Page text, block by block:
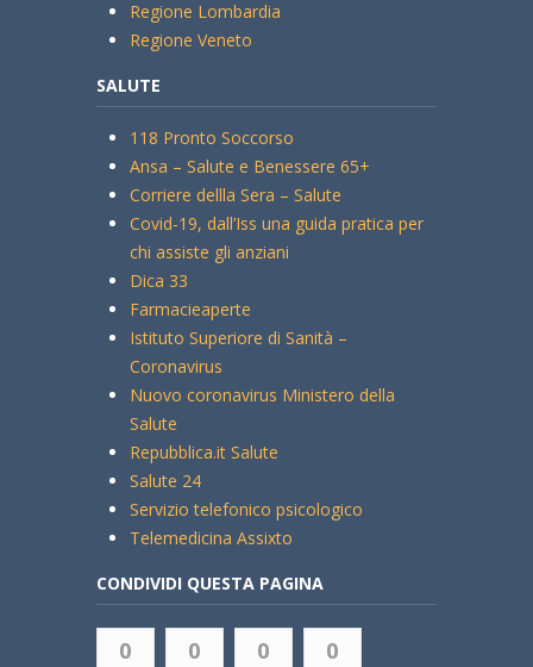
Regione Lombardia
Regione Veneto
SALUTE
118 Pronto Soccorso
Ansa – Salute e Benessere 65+
Corriere dellla Sera – Salute
Covid-19, dall’Iss una guida pratica per
chi assiste gli anziani
Dica 33
Farmacieaperte
Istituto Superiore di Sanità –
Coronavirus
Nuovo coronavirus Ministero della
Salute
Repubblica.it Salute
Salute 24
Servizio telefonico psicologico
Telemedicina Assixto
CONDIVIDI QUESTA PAGINA
0 0 0 0